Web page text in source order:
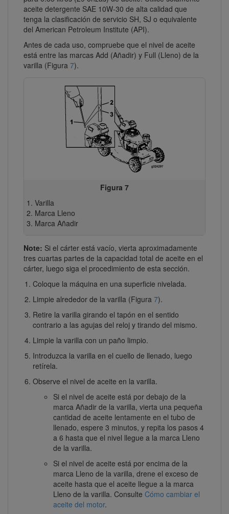
aceite detergente SAE 10W-30 de alta calidad que
tenga la clasificación de servicio SH, SJ o equivalente
del American Petroleum Institute (API).
Antes de cada uso, compruebe que el nivel de aceite
está entre las marcas Add (Añadir) y Full (Lleno) de la
varilla (Figura 7).
Figura 7
Varilla
Marca Lleno
Marca Añadir
Note: Si el cárter está vacío, vierta aproximadamente
tres cuartas partes de la capacidad total de aceite en el
cárter, luego siga el procedimiento de esta sección.
Coloque la máquina en una superficie nivelada.
Limpie alrededor de la varilla (Figura 7).
Retire la varilla girando el tapón en el sentido
contrario a las agujas del reloj y tirando del mismo.
Limpie la varilla con un paño limpio.
Introduzca la varilla en el cuello de llenado, luego
retírela.
Observe el nivel de aceite en la varilla.
Si el nivel de aceite está por debajo de la
marca Añadir de la varilla, vierta una pequeña
cantidad de aceite lentamente en el tubo de
llenado, espere 3 minutos, y repita los pasos 4
a 6 hasta que el nivel llegue a la marca Lleno
de la varilla.
Si el nivel de aceite está por encima de la
marca Lleno de la varilla, drene el exceso de
aceite hasta que el aceite llegue a la marca
Lleno de la varilla. Consulte Cómo cambiar el
aceite del motor.